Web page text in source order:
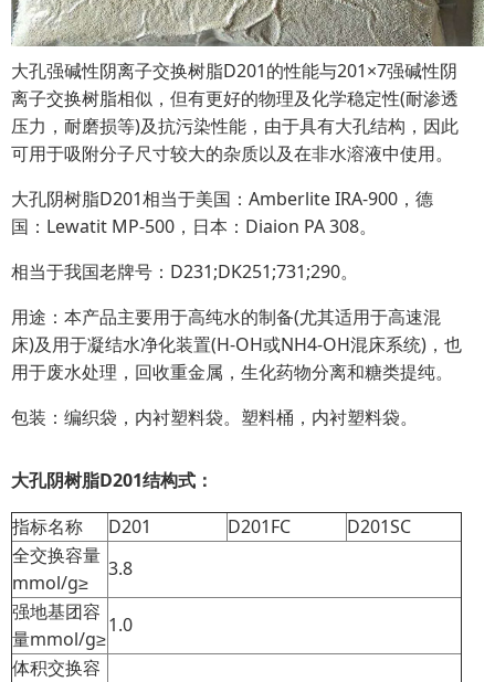
大孔强碱性阴离子交换树脂D201的性能与201×7强碱性阴
离子交换树脂相似，但有更好的物理及化学稳定性(耐渗透
压力，耐磨损等)及抗污染性能，由于具有大孔结构，因此
可用于吸附分子尺寸较大的杂质以及在非水溶液中使用。
大孔阴树脂D201相当于美国：Amberlite IRA-900，德
国：Lewatit MP-500，日本：Diaion PA 308。
相当于我国老牌号：D231;DK251;731;290。
用途：本产品主要用于高纯水的制备(尤其适用于高速混
床)及用于凝结水净化装置(H-OH或NH4-OH混床系统)，也
用于废水处理，回收重金属，生化药物分离和糖类提纯。
包装：编织袋，内衬塑料袋。塑料桶，内衬塑料袋。
大孔阴树脂D201结构式：
指标名称
D201 D201FC
D201SC
全交换容量
mmol/g≥
3.8
强地基团容
量mmol/g≥
1.0
体积交换容